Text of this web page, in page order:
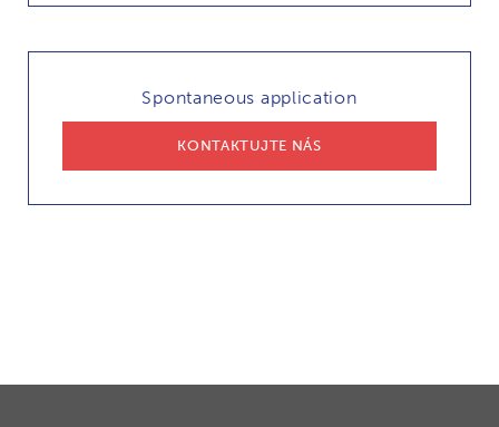
Spontaneous application
KONTAKTUJTE NÁS